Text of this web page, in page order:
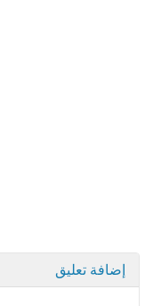
إضافة تعليق